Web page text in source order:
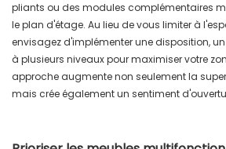
pliants ou des modules complémentaires
le plan d'étage. Au lieu de vous limiter à
envisagez d'implémenter une disposition,
à plusieurs niveaux pour maximiser votre
approche augmente non seulement la
mais crée également un sentiment